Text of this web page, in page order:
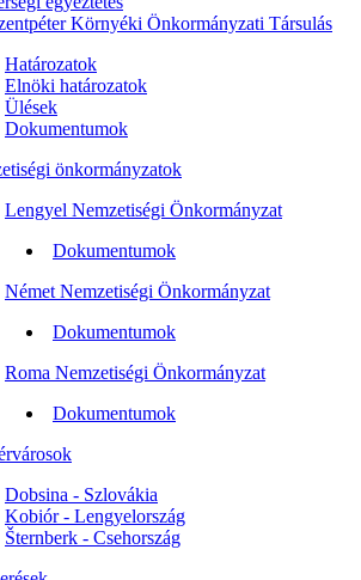
Környéki Önkormányzati Társulás
Határozatok
Elnöki határozatok
Ülések
Dokumentumok
önkormányzatok
Lengyel Nemzetiségi Önkormányzat
Dokumentumok
Német Nemzetiségi Önkormányzat
Dokumentumok
Roma Nemzetiségi Önkormányzat
Dokumentumok
Dobsina - Szlovákia
Kobiór - Lengyelország
Šternberk - Csehország